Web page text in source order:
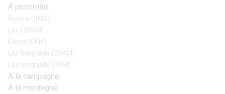
A proximité
Rivière (0KM)
Lac (25KM)
Étang (0KM)
Lac baignade (25KM)
Lac baignade (0KM)
A la campagne
A la montagne